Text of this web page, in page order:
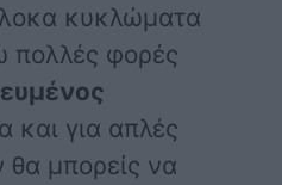
κυκλώματα
πολλές φορές
και για απλές
θα μπορείς να